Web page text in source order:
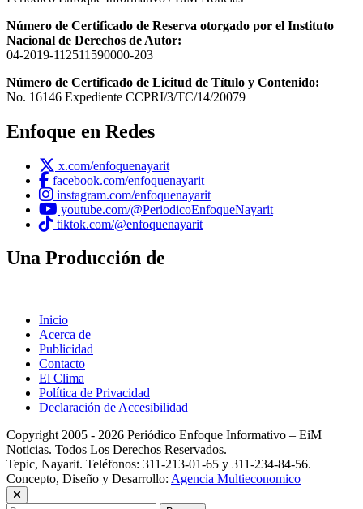
Número de Certificado de Reserva otorgado por el Instituto
Nacional de Derechos de Autor:
04-2019-112511590000-203
Número de Certificado de Licitud de Título y Contenido:
No. 16146 Expediente CCPRI/3/TC/14/20079
Enfoque en Redes
x.com/enfoquenayarit
facebook.com/enfoquenayarit
instagram.com/enfoquenayarit
youtube.com/@PeriodicoEnfoqueNayarit
tiktok.com/@enfoquenayarit
Una Producción de
Inicio
Acerca de
Publicidad
Contacto
El Clima
Política de Privacidad
Declaración de Accesibilidad
Copyright 2005 - 2026 Periódico Enfoque Informativo – EiM
Noticias. Todos Los Derechos Reservados.
Tepic, Nayarit. Teléfonos: 311-213-01-65 y 311-234-84-56.
Concepto, Diseño y Desarrollo: Agencia Multieconomico